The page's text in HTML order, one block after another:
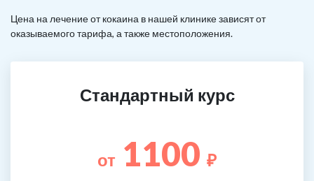
Цена на лечение от кокаина в нашей клинике зависят от
оказываемого тарифа, а также местоположения.
Стандартный курс
от 1100 ₽